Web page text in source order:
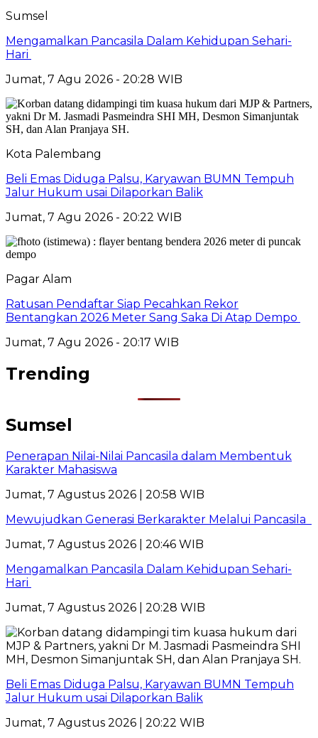
Sumsel
Mengamalkan Pancasila Dalam Kehidupan Sehari-
Hari
Jumat, 7 Agu 2026 - 20:28 WIB
Kota Palembang
Beli Emas Diduga Palsu, Karyawan BUMN Tempuh
Jalur Hukum usai Dilaporkan Balik
Jumat, 7 Agu 2026 - 20:22 WIB
Pagar Alam
Ratusan Pendaftar Siap Pecahkan Rekor
Bentangkan 2026 Meter Sang Saka Di Atap Dempo
Jumat, 7 Agu 2026 - 20:17 WIB
Trending
Sumsel
Penerapan Nilai-Nilai Pancasila dalam Membentuk
Karakter Mahasiswa
Jumat, 7 Agustus 2026 | 20:58 WIB
Mewujudkan Generasi Berkarakter Melalui Pancasila
Jumat, 7 Agustus 2026 | 20:46 WIB
Mengamalkan Pancasila Dalam Kehidupan Sehari-
Hari
Jumat, 7 Agustus 2026 | 20:28 WIB
Beli Emas Diduga Palsu, Karyawan BUMN Tempuh
Jalur Hukum usai Dilaporkan Balik
Jumat, 7 Agustus 2026 | 20:22 WIB